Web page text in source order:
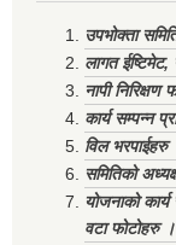
उपभोक्ता
लागत
नापी निरिक्षण
कार्य सम्पन्न
विल भरपाईहरु
समितिको
योजनाको
वटा फोटोहरु ।